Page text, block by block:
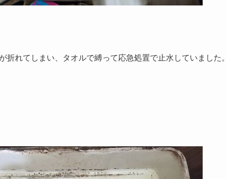
折れてしまい、タオルで縛って応急処置で止水していました。